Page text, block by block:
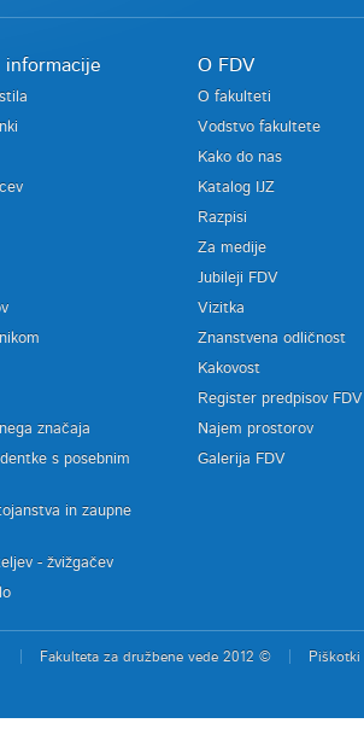
informacije
značaja
s posebnim
in zaupne
- žvižgačev
O FDV
O fakulteti
Vodstvo fakultete
Kako do nas
Katalog IJZ
Razpisi
Za medije
Jubileji FDV
Vizitka
Znanstvena odličnost
Kakovost
Register predpisov FDV
Najem prostorov
Galerija FDV
Fakulteta za družbene vede 2012 © Piškotki